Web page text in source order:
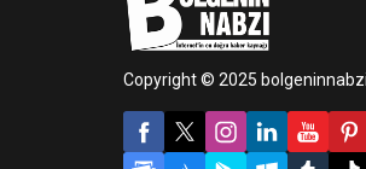
Copyright © 2025